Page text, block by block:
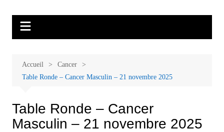
contenu
Malades et proches, Vivre avec et
après le cancer
thérapeutique, sophrologie, sport adapté, art thérapie, musico thérapie…
Accueil
Cancer
Table Ronde – Cancer Masculin – 21 novembre 2025
Table Ronde – Cancer
Masculin – 21 novembre 2025